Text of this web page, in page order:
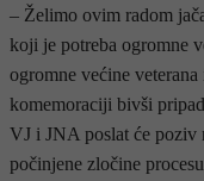
– Želimo ovim radom
koji je potreba ogromne
ogromne većine
komemoraciji bivši
VJ i JNA poslat će poziv
počinjene zločine